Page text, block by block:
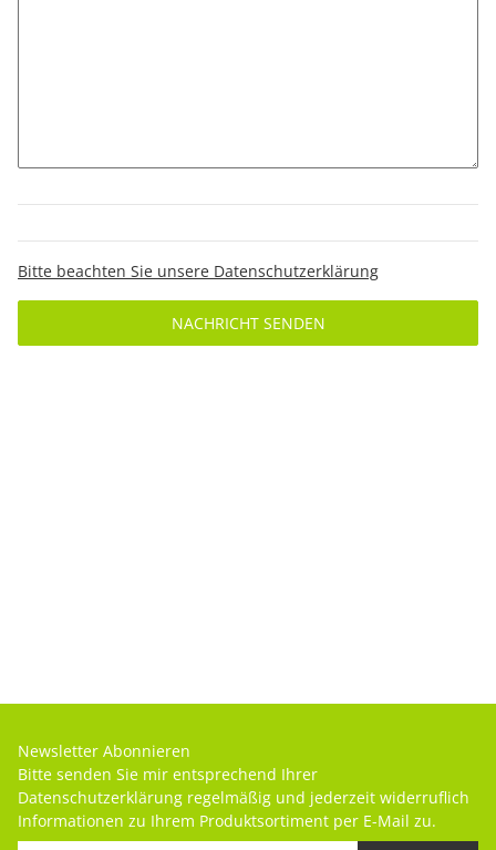
Bitte beachten Sie unsere Datenschutzerklärung
NACHRICHT SENDEN
Newsletter Abonnieren
Bitte senden Sie mir entsprechend Ihrer
Datenschutzerklärung regelmäßig und jederzeit widerruflich
Informationen zu Ihrem Produktsortiment per E-Mail zu.